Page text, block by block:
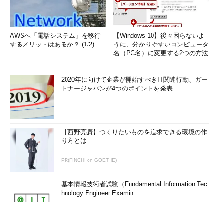
AWSへ「電話システム」を移行
するメリットはあるか？ (1/2)
【Windows 10】後々困らないよ
うに、分かりやすいコンピュータ
名（PC名）に変更する2つの方法
2020年に向けて企業が開始すべきIT関連行動、ガー
トナージャパンが4つのポイントを発表
【西野亮廣】つくりたいものを追求できる環境の作
り方とは
PR(FINCHI on GOETHE)
基本情報技術者試験（Fundamental Information Tec
hnology Engineer Examin...